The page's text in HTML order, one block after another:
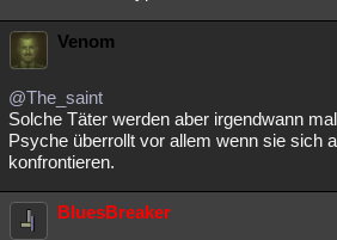
Venom
@The_saint
Solche Täter werden aber irgendwann
Psyche überrollt vor allem wenn sie sich
konfrontieren.
BluesBreaker